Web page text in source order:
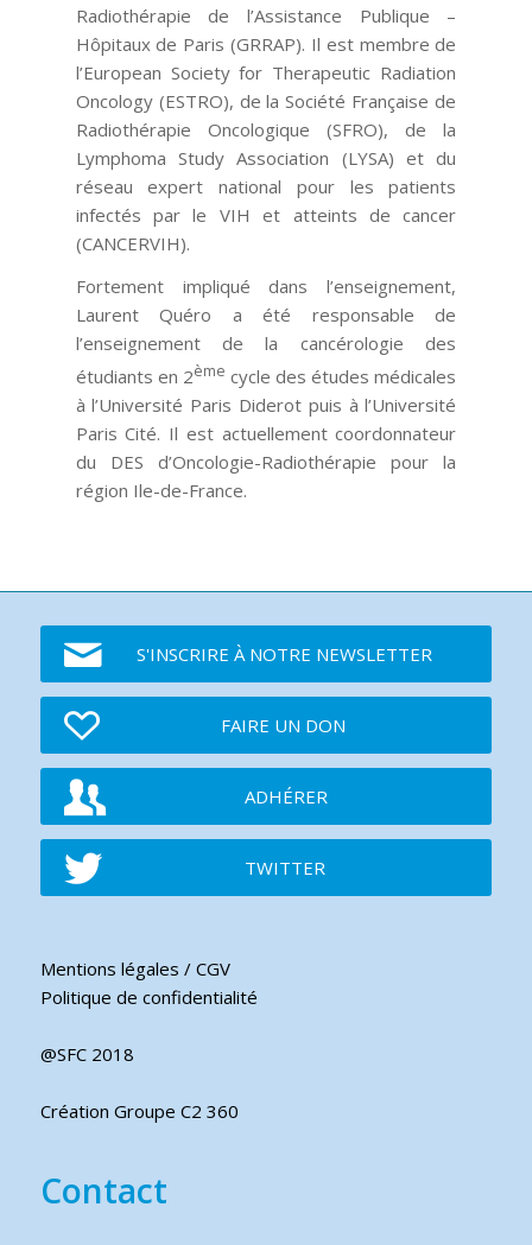
Radiothérapie de l’Assistance Publique –
Hôpitaux de Paris (GRRAP). Il est membre de
l’European Society for Therapeutic Radiation
Oncology (ESTRO), de la Société Française de
Radiothérapie Oncologique (SFRO), de la
Lymphoma Study Association (LYSA) et du
réseau expert national pour les patients
infectés par le VIH et atteints de cancer
(CANCERVIH).
Fortement impliqué dans l’enseignement,
Laurent Quéro a été responsable de
l’enseignement de la cancérologie des
étudiants en 2ème cycle des études médicales
à l’Université Paris Diderot puis à l’Université
Paris Cité. Il est actuellement coordonnateur
du DES d’Oncologie-Radiothérapie pour la
région Ile-de-France.
S'INSCRIRE À NOTRE NEWSLETTER
FAIRE UN DON
ADHÉRER
TWITTER
Mentions légales / CGV
Politique de confidentialité
@SFC 2018
Création Groupe C2 360
Contact